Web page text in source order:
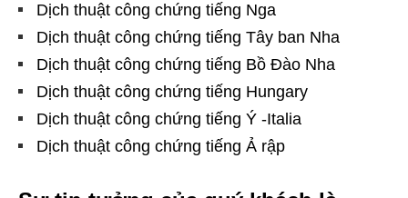
Dịch thuật công chứng tiếng Nga
Dịch thuật công chứng tiếng Tây ban Nha
Dịch thuật công chứng tiếng Bồ Đào Nha
Dịch thuật công chứng tiếng Hungary
Dịch thuật công chứng tiếng Ý -Italia
Dịch thuật công chứng tiếng Ả rập